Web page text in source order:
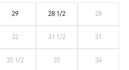
28
28 1/2
29
31
31 1/2
32
34
35
35 1/2